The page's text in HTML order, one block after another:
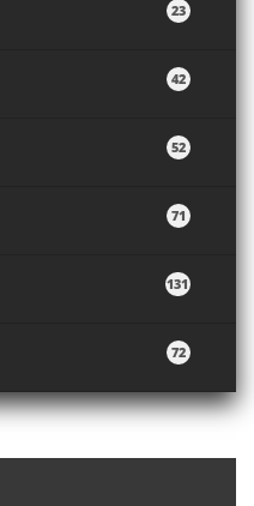
23
42
52
71
131
72